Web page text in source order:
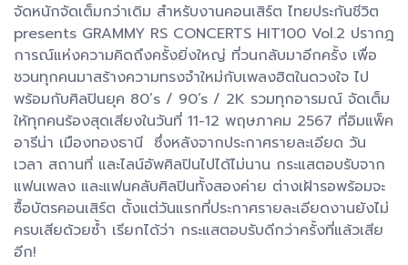
จัดหนักจัดเต็มกว่าเดิม สำหรับงานคอนเสิร์ต ไทยประกันชีวิต
presents GRAMMY RS CONCERTS HIT100 Vol.2 ปรากฎ
การณ์แห่งความคิดถึงครั้งยิ่งใหญ่ ที่วนกลับมาอีกครั้ง เพื่อ
ชวนทุกคนมาสร้างความทรงจำใหม่กับเพลงฮิตในดวงใจ ไป
พร้อมกับศิลปินยุค 80’s / 90’s / 2K รวมทุกอารมณ์ จัดเต็ม
ให้ทุกคนร้องสุดเสียงในวันที่ 11-12 พฤษภาคม 2567 ที่อิมแพ็ค
อารีน่า เมืองทองธานี ซึ่งหลังจากประกาศรายละเอียด วัน
เวลา สถานที่ และไลน์อัพศิลปินไปได้ไม่นาน กระแสตอบรับจาก
แฟนเพลง และแฟนคลับศิลปินทั้งสองค่าย ต่างเฝ้ารอพร้อมจะ
ซื้อบัตรคอนเสิร์ต ตั้งแต่วันแรกที่ประกาศรายละเอียดงานยังไม่
ครบเสียด้วยซ้ำ เรียกได้ว่า กระแสตอบรับดีกว่าครั้งที่แล้วเสีย
อีก!